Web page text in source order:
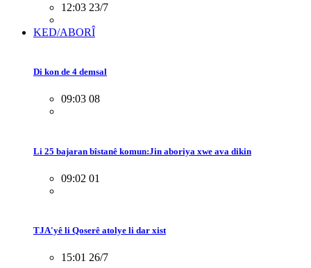
12:03 23/7
KED/ABORÎ
Di kon de 4 demsal
09:03 08
Li 25 bajaran bîstanê komun:Jin aboriya xwe ava dikin
09:02 01
TJA'yê li Qoserê atolye li dar xist
15:01 26/7